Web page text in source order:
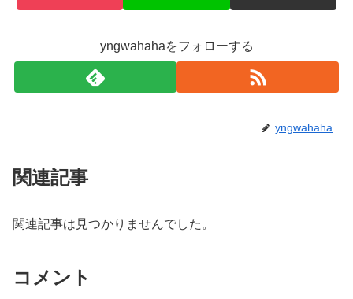
yngwahahaをフォローする
yngwahaha
関連記事
関連記事は見つかりませんでした。
コメント